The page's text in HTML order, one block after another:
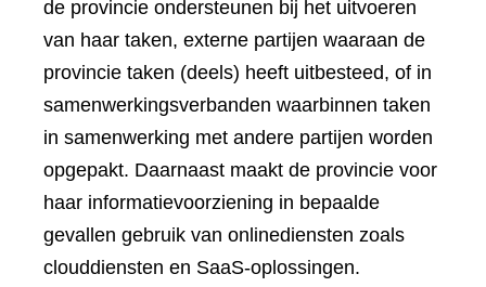
de provincie ondersteunen bij het uitvoeren
van haar taken, externe partijen waaraan de
provincie taken (deels) heeft uitbesteed, of in
samenwerkingsverbanden waarbinnen taken
in samenwerking met andere partijen worden
opgepakt. Daarnaast maakt de provincie voor
haar informatievoorziening in bepaalde
gevallen gebruik van onlinediensten zoals
clouddiensten en SaaS-oplossingen.